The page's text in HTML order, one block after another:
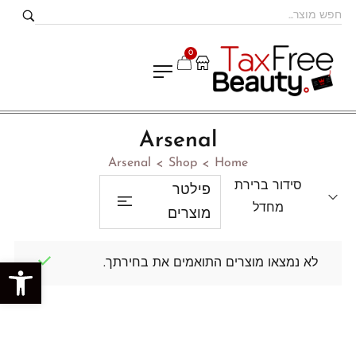
פתח סרגל נגישות
0
Arsenal
Home
>
Shop
>
Arsenal
סידור ברירת
מחדל
פילטר
מוצרים
לא נמצאו מוצרים התואמים את בחירתך.